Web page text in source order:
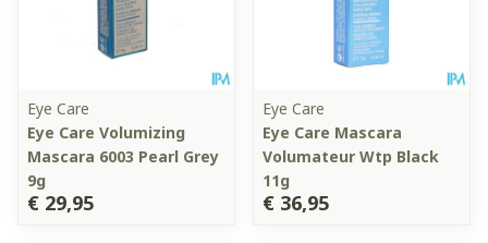
Eye Care
Eye Care Volumizing
Mascara 6003 Pearl Grey
9g
€ 29,95
Eye Care
Eye Care Mascara
Volumateur Wtp Black
11g
€ 36,95